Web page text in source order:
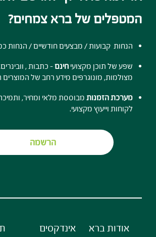
המטפלים של ברא צמחים?
הנחות קבועות / מבצעים חודשיים / הנחות
שפע של תוכן מקצועיחינם- כתבות ,
מצולמות, מונוגרפים מידע רחב של המוצרים
מערכת הזמנות מבוססת מלאי ומחיר,
לקוחות וייעוץ מקצועי.
הרשמה
אודות ברא
אינדקסים